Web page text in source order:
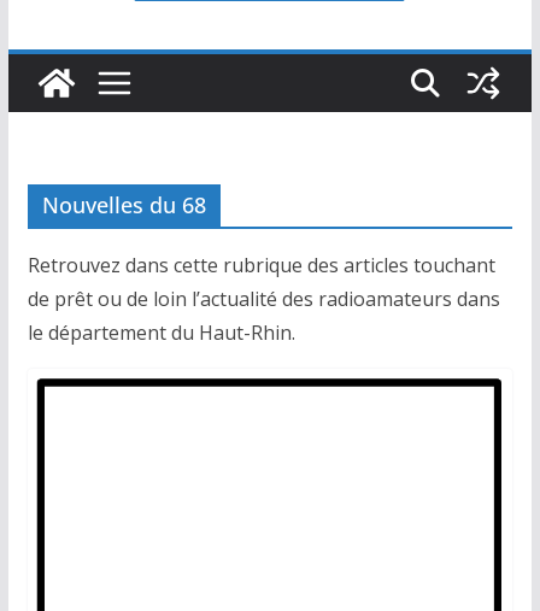
Nouvelles du 68
Retrouvez dans cette rubrique des articles touchant
de prêt ou de loin l’actualité des radioamateurs dans
le département du Haut-Rhin.